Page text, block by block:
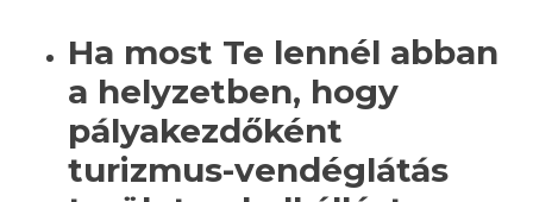
Ha most Te lennél abban
a helyzetben, hogy
pályakezdőként
turizmus-vendéglátás